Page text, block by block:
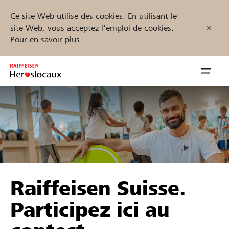
Ce site Web utilise des cookies. En utilisant le
site Web, vous acceptez l'emploi de cookies.
Pour en savoir plus
Inhalt
springen
öffnen
Parrainer
Soutien & assistance
Trouvez des projets et des organisations
Démarrez maintenant
Raiffeisen Suisse.
Participez ici au